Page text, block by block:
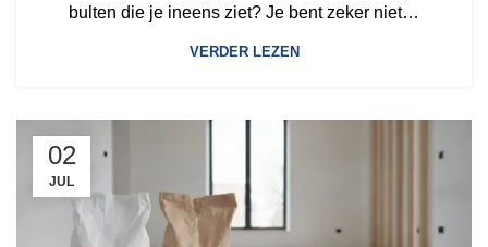
bulten die je ineens ziet? Je bent zeker niet…
VERDER LEZEN
02
JUL